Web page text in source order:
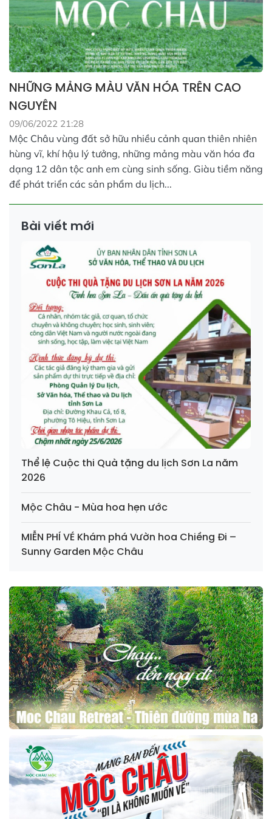
NHỮNG MẢNG MÀU VĂN HÓA TRÊN CAO
NGUYÊN
09/06/2022 21:28
Mộc Châu vùng đất sở hữu nhiều cảnh quan thiên nhiên
hùng vĩ, khí hậu lý tưởng, những mảng màu văn hóa đa
dạng 12 dân tộc anh em cùng sinh sống. Giàu tiềm năng
để phát triển các sản phẩm du lịch...
Bài viết mới
Thể lệ Cuộc thi Quà tặng du lịch Sơn La năm
2026
Mộc Châu - Mùa hoa hẹn ước
MIỄN PHÍ VÉ Khám phá Vườn hoa Chiềng Đi –
Sunny Garden Mộc Châu